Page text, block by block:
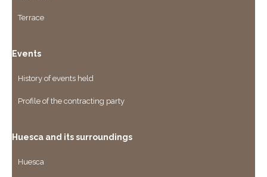
Terrace
Events
History of events held
Profile of the contracting party
Huesca and its surroundings
Huesca